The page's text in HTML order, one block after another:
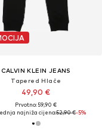
CALVIN KLEIN JEANS
Tapered Hlače
49,90 €
Prvotno: 59,90 €
najniža cijena:52,90 €-5%